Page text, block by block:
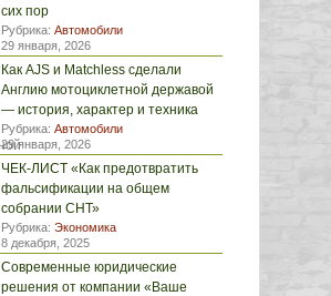
сих пор
Рубрика: Автомобили
29 января, 2026
Как AJS и Matchless сделали
Англию мотоциклетной державой
— история, характер и техника
Рубрика: Автомобили
29 января, 2026
ЧЕК-ЛИСТ «Как предотвратить
фальсификации на общем
собрании СНТ»
Рубрика: Экономика
8 декабря, 2025
Современные юридические
решения от компании «Ваше